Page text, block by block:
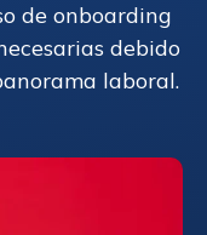
de onboarding
debido
laboral.